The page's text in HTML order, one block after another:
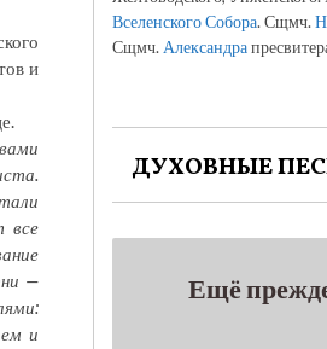
и
все
—
и
Вселенского Собора. Сщмч.
Сщмч. Александра
ДУХОВНЫЕ
Ещё